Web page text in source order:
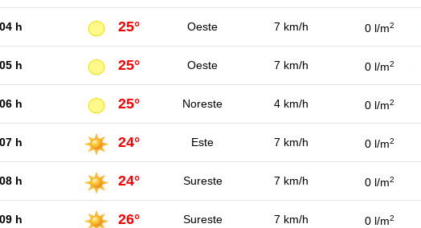
04 h 25° Oeste 7 km/h 0 l/m2
05 h 25° Oeste 7 km/h 0 l/m2
06 h 25° Noreste 4 km/h 0 l/m2
07 h 24° Este 7 km/h 0 l/m2
08 h 24° Sureste 7 km/h 0 l/m2
09 h 26° Sureste 7 km/h 0 l/m2